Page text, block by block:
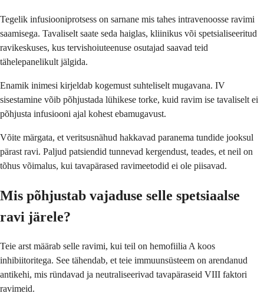
Tegelik infusiooniprotsess on sarnane mis tahes intravenoosse ravimi
saamisega. Tavaliselt saate seda haiglas, kliinikus või spetsialiseeritud
ravikeskuses, kus tervishoiuteenuse osutajad saavad teid
tähelepanelikult jälgida.
Enamik inimesi kirjeldab kogemust suhteliselt mugavana. IV
sisestamine võib põhjustada lühikese torke, kuid ravim ise tavaliselt ei
põhjusta infusiooni ajal kohest ebamugavust.
Võite märgata, et veritsusnähud hakkavad paranema tundide jooksul
pärast ravi. Paljud patsiendid tunnevad kergendust, teades, et neil on
tõhus võimalus, kui tavapärased ravimeetodid ei ole piisavad.
Mis põhjustab vajaduse selle spetsiaalse
ravi järele?
Teie arst määrab selle ravimi, kui teil on hemofiilia A koos
inhibiitoritega. See tähendab, et teie immuunsüsteem on arendanud
antikehi, mis ründavad ja neutraliseerivad tavapäraseid VIII faktori
ravimeid.